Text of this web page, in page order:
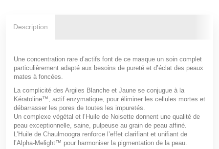
Description
Une concentration rare d’actifs font de ce masque un soin complet
particulièrement adapté aux besoins de pureté et d’éclat des peaux
mates à foncées.
La complicité des Argiles Blanche et Jaune se conjugue à la
Kératoline™, actif enzymatique, pour éliminer les cellules mortes et
débarrasser les pores de toutes les impuretés.
Un complexe végétal et l’Huile de Noisette donnent une qualité de
peau exceptionnelle, saine, pulpeuse au grain de peau affiné.
L’Huile de Chaulmoogra renforce l’effet clarifiant et unifiant de
l’Alpha-Melight™ pour harmoniser la pigmentation de la peau.